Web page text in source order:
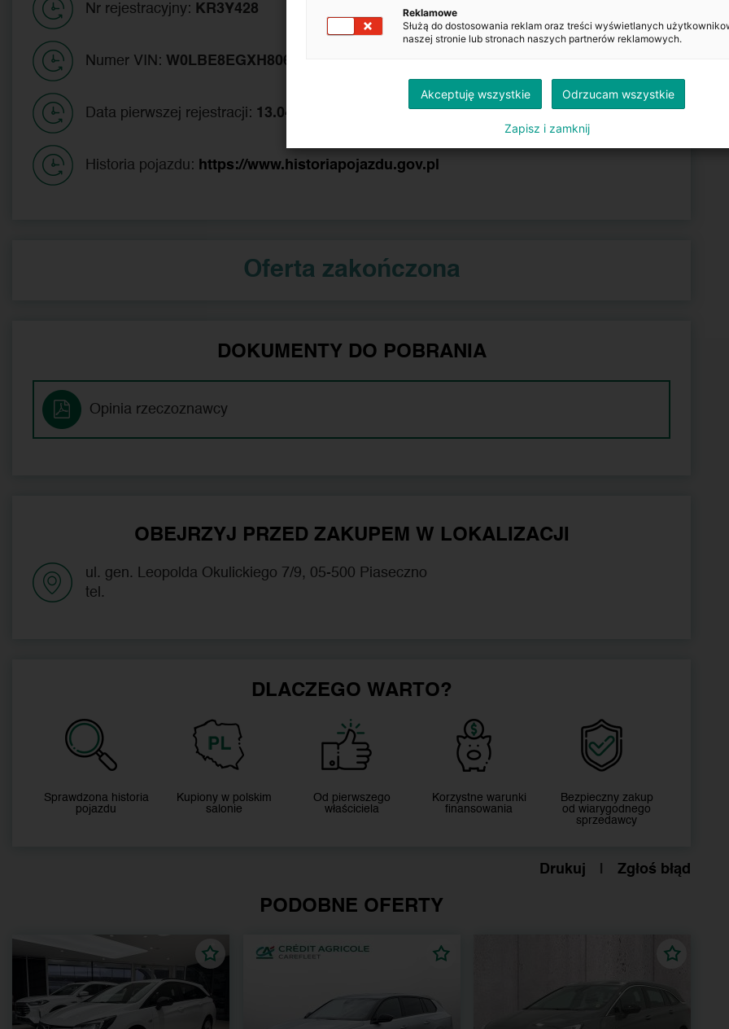
Nr rejestracyjny: KR3Y428
Numer VIN: W0LBE8EGXH8067392
Data pierwszej rejestracji: 13.04.2017 Kopiuj
Historia pojazdu: https://www.historiapojazdu.gov.pl
Oferta zakończona
DOKUMENTY DO POBRANIA
Opinia rzeczoznawcy
OBEJRZYJ PRZED ZAKUPEM W LOKALIZACJI
ul. gen. Leopolda Okulickiego 7/9, 05-500 Piaseczno
tel.
DLACZEGO WARTO?
Sprawdzona historia
pojazdu
Kupiony w polskim
salonie
Od pierwszego
właściciela
Korzystne warunki
finansowania
Bezpieczny zakup
od wiarygodnego
sprzedawcy
Drukuj Zgłoś błąd
PODOBNE OFERTY
Reklamowe
Służą do dostosowania reklam oraz treści wyświetlanych
naszej stronie lub stronach naszych partnerów reklamowych.
Akceptuję wszystkie Odrzucam wszystkie
Zapisz i zamknij